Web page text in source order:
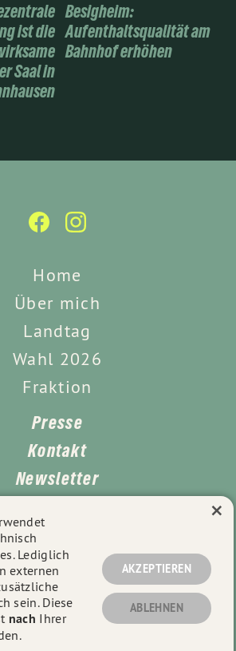
ist die
Saal in
Besigheim:
Aufenthaltsqualität am
Bahnhof erhöhen
Home
Über mich
Landtag
Wahl 2026
Fraktion
Presse
Kontakt
Newsletter
Impressum
Datenschutz
Tok - Alle Rechte vorbehalten.
Lediglich
externen
sein. Diese
nach Ihrer
AKZEPTIEREN
ABLEHNEN
×